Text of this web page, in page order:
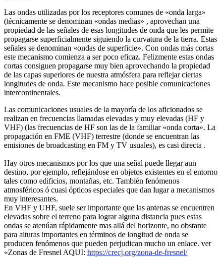
Las ondas utilizadas por los receptores comunes de «onda larga»
(técnicamente se denominan «ondas medias» , aprovechan una
propiedad de las señales de esas longitudes de onda que les permite
propagarse superficialmente siguiendo la curvatura de la tierra. Estas
señales se denominan «ondas de superficie». Con ondas más cortas
este mecanismo comienza a ser poco eficaz. Felizmente estas ondas
cortas consiguen propagarse muy bien aprovechando la propiedad
de las capas superiores de nuestra atmósfera para reflejar ciertas
longitudes de onda. Este mecanismo hace posible comunicaciones
intercontinentales.
Las comunicaciones usuales de la mayoría de los aficionados se
realizan en frecuencias llamadas elevadas y muy elevadas (HF y
VHF) (las frecuencias de HF son las de la familiar «onda corta». La
propagación en FME (VHF) terrestre (donde se encuentran las
emisiones de broadcasting en FM y TV usuales), es casi directa .
Hay otros mecanismos por los que una señal puede llegar aun
destino, por ejemplo, reflejándose en objetos existentes en el entorno
tales como edificios, montañas, etc. También fenómenos
atmosféricos ó cuasi ópticos especiales que dan lugar a mecanismos
muy interesantes.
En VHF y UHF, suele ser importante que las antenas se encuentren
elevadas sobre el terreno para lograr alguna distancia pues estas
ondas se atenúan rápidamente mas allá del horizonte, no obstante
para alturas importantes en términos de longitud de onda se
producen fenómenos que pueden perjudican mucho un enlace. ver
«Zonas de Fresnel AQUI: https://crecj.org/zona-de-fresnel/